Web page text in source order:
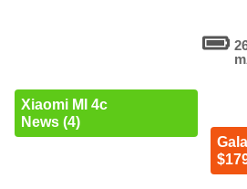
Xiaomi MI 4c
News (4)